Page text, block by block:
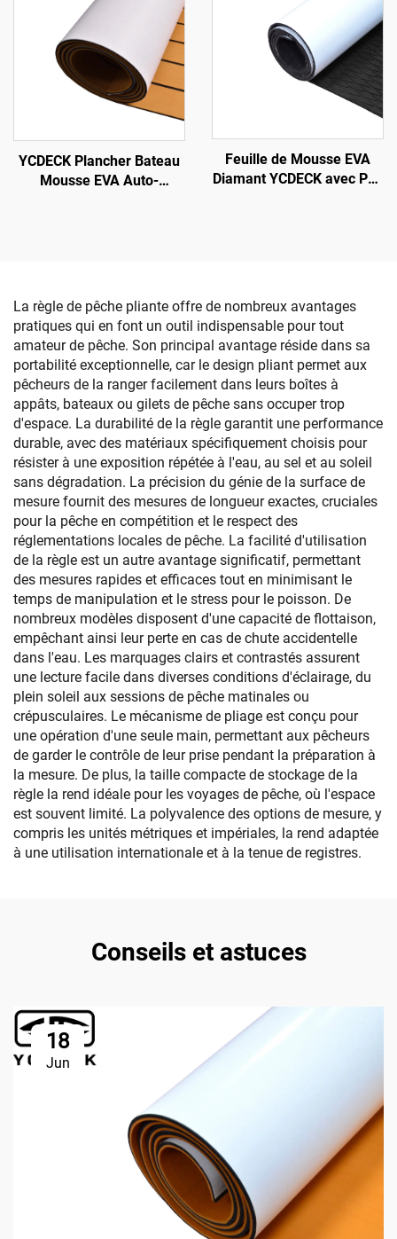
96''x45.6''/36''/21.6''/16.8''/7.2'',
Feuille Imitation Teck pour
Bateaux, Voiliers,
Véhicules Récréatifs,
Yachts, Kayaks et
Planches de Surf
Adhésif pour Jon Boats
Plancher de Yacht
YCDECK Plancher Bateau
Mousse EVA Auto-
Yacht, Kayak, Plateforme
de Natation
Feuille de Mousse EVA
Diamant YCDECK avec Pad
La règle de pêche pliante offre de nombreux avantages
pratiques qui en font un outil indispensable pour tout
amateur de pêche. Son principal avantage réside dans sa
portabilité exceptionnelle, car le design pliant permet aux
pêcheurs de la ranger facilement dans leurs boîtes à
appâts, bateaux ou gilets de pêche sans occuper trop
d'espace. La durabilité de la règle garantit une performance
durable, avec des matériaux spécifiquement choisis pour
résister à une exposition répétée à l'eau, au sel et au soleil
sans dégradation. La précision du génie de la surface de
mesure fournit des mesures de longueur exactes, cruciales
pour la pêche en compétition et le respect des
réglementations locales de pêche. La facilité d'utilisation
de la règle est un autre avantage significatif, permettant
des mesures rapides et efficaces tout en minimisant le
temps de manipulation et le stress pour le poisson. De
nombreux modèles disposent d'une capacité de flottaison,
empêchant ainsi leur perte en cas de chute accidentelle
dans l'eau. Les marquages clairs et contrastés assurent
une lecture facile dans diverses conditions d'éclairage, du
plein soleil aux sessions de pêche matinales ou
crépusculaires. Le mécanisme de pliage est conçu pour
une opération d'une seule main, permettant aux pêcheurs
de garder le contrôle de leur prise pendant la préparation à
la mesure. De plus, la taille compacte de stockage de la
règle la rend idéale pour les voyages de pêche, où l'espace
est souvent limité. La polyvalence des options de mesure, y
compris les unités métriques et impériales, la rend adaptée
à une utilisation internationale et à la tenue de registres.
Conseils et astuces
18
Jun